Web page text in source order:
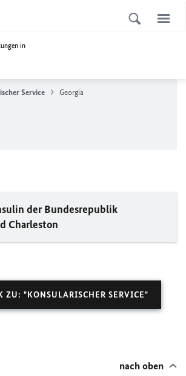
in
Service Georgia
der Bundesrepublik
Charleston
ZU: "KONSULARISCHER SERVICE"
nach oben